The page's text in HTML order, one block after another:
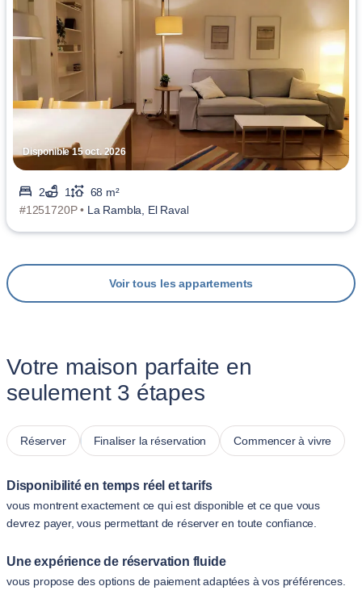
Disponible 15 oct. 2026
2 1
68 m²
#1251720P • La Rambla, El Raval
Voir tous les appartements
Votre maison parfaite en
seulement 3 étapes
Réserver Finaliser la réservation Commencer à vivre
Disponibilité en temps réel et tarifs
vous montrent exactement ce qui est disponible et ce que vous
devrez payer, vous permettant de réserver en toute confiance.
Une expérience de réservation fluide
vous propose des options de paiement adaptées à vos préférences.